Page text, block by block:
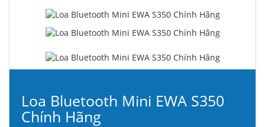
Loa Bluetooth Mini EWA S350
Chính Hãng